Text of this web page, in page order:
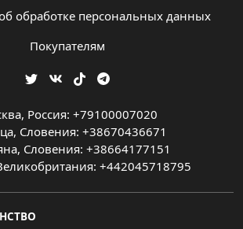
обработке персональных данных
Покупателям
Россия: +79100007020
Словения: +38670436671
Словения: +38664177151
+442045718795